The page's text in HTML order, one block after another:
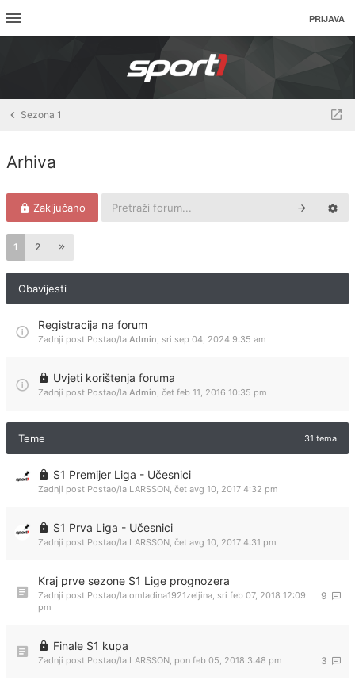
PRIJAVA
Sezona 1
Arhiva
Zaključano
1 2
Obavijesti
Registracija na forum
Zadnji post Postao/la Admin, sri sep 04, 2024 9:35 am
Uvjeti korištenja foruma
Zadnji post Postao/la Admin, čet feb 11, 2016 10:35 pm
Teme 31 tema
S1 Premijer Liga - Učesnici
Zadnji post Postao/la LARSSON, čet avg 10, 2017 4:32 pm
S1 Prva Liga - Učesnici
Zadnji post Postao/la LARSSON, čet avg 10, 2017 4:31 pm
Kraj prve sezone S1 Lige prognozera
9
Zadnji post Postao/la omladina1921zeljina, sri feb 07, 2018 12:09
pm
Finale S1 kupa
3
Zadnji post Postao/la LARSSON, pon feb 05, 2018 3:48 pm